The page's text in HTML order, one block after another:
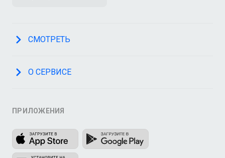
СМОТРЕТЬ
О СЕРВИСЕ
ПРИЛОЖЕНИЯ